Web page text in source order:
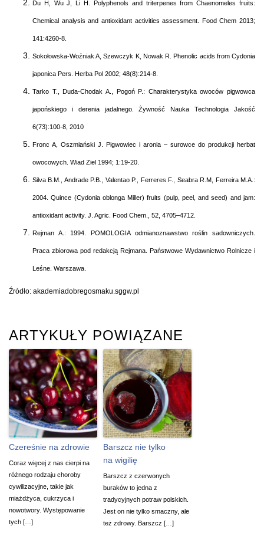
Du H, Wu J, Li H. Polyphenols and triterpenes from Chaenomeles fruits:
Chemical analysis and antioxidant activities assessment. Food Chem 2013;
141:4260-8.
Sokołowska-Woźniak A, Szewczyk K, Nowak R. Phenolic acids from Cydonia
japonica Pers. Herba Pol 2002; 48(8):214-8.
Tarko T., Duda-Chodak A., Pogoń P.: Charakterystyka owoców pigwowca
japońskiego i derenia jadalnego. Żywność Nauka Technologia Jakość
6(73):100-8, 2010
Fronc A, Oszmiański J. Pigwowiec i aronia – surowce do produkcji herbat
owocowych. Wiad Ziel 1994; 1:19-20.
Silva B.M., Andrade P.B., Valentao P., Ferreres F., Seabra R.M, Ferreira M.A.:
2004. Quince (Cydonia oblonga Miller) fruits (pulp, peel, and seed) and jam:
antioxidant activity. J. Agric. Food Chem., 52, 4705–4712.
Rejman A.: 1994. POMOLOGIA odmianoznawstwo roślin sadowniczych.
Praca zbiorowa pod redakcją Rejmana. Państwowe Wydawnictwo Rolnicze i
Leśne. Warszawa.
Źródło: akademiadobregosmaku.sggw.pl
ARTYKUŁY POWIĄZANE
Czereśnie na zdrowie
Coraz więcej z nas cierpi na
różnego rodzaju choroby
cywilizacyjne, takie jak
miażdżyca, cukrzyca i
nowotwory. Występowanie
tych […]
Barszcz nie tylko
na wigilię
Barszcz z czerwonych
buraków to jedna z
tradycyjnych potraw polskich.
Jest on nie tylko smaczny, ale
też zdrowy. Barszcz […]